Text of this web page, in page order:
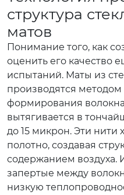
структура
матов
Понимание того, как
оценить его качество
испытаний. Маты из
производятся
формирования
вытягивается в
до 15 микрон. Эти нити
полотно, создавая
содержанием
запертые между
низкую